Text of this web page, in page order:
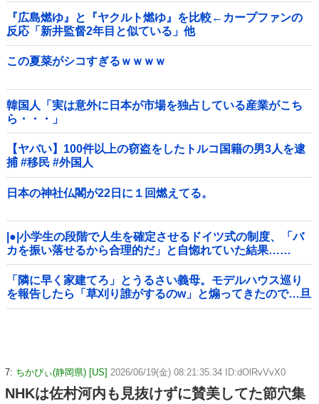
『広島燃ゆ』と『ヤクルト燃ゆ』を比較←カープファンの
反応「新井監督2年目と似ている」他
この夏菜がシコすぎるｗｗｗｗ
韓国人「実は意外に日本が市場を独占している産業がこち
ら・・・」
【ヤバい】100件以上の窃盗をしたトルコ国籍の男3人を逮
捕 #移民 #外国人
日本の神社仏閣が22日に１回燃えてる。
|●|小学生の段階で人生を確定させるドイツ式の制度、「バ
カを振い落せるから合理的だ」と自惚れていた結果……
「隣に早く家建てろ」とうるさい義母。モデルハウス巡り
を報告したら「草刈り誰がするのw」と煽ってきたので…旦
那が放った「一言」に義母オロオロｗｗ←嫌味を逆手にと
7: ちかぴぃ(静岡県) [US] 2026/06/19(金) 08:21:35.34 ID:dOlRvVvX0
NHKは佐村河内も見抜けずに賛美してた節穴集